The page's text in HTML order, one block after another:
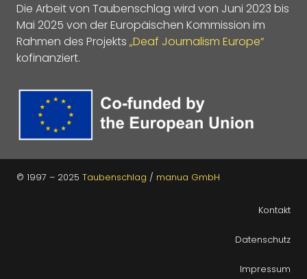
Die Arbeit von Taubenschlag wird von Juni 2023 bis
Mai 2025 von der Europäischen Kommission im
Rahmen des Projekts „Deaf Journalism Europe“
kofinanziert.
© 1997 – 2025 Taubenschlag / manua GmbH
Kontakt
Datenschutz
Impressum